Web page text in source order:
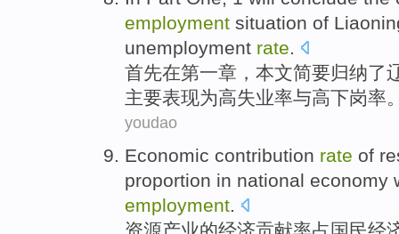
employment situation of
unemployment rate
首先在第一章 ，本文简要归纳了
主要表现为高失业率与高下岗率
youdao
Economic contribution rate of
proportion in national economy
employment.